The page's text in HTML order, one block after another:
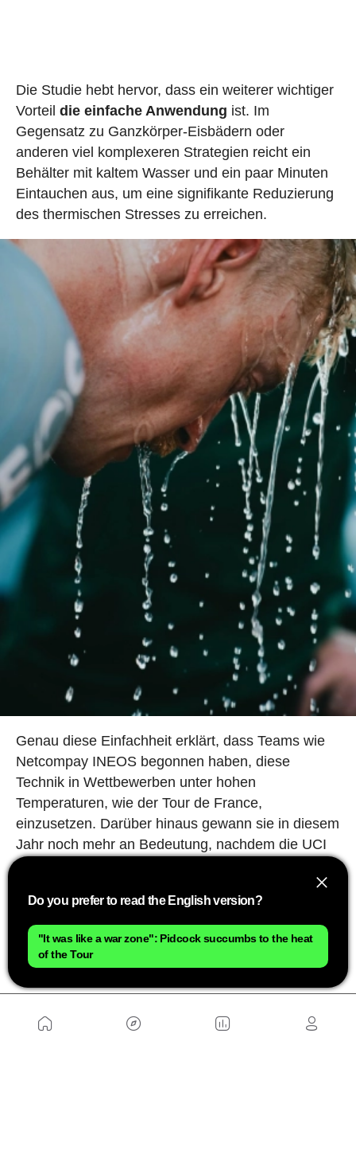
Die Studie hebt hervor, dass ein weiterer wichtiger
Vorteil die einfache Anwendung ist. Im
Gegensatz zu Ganzkörper-Eisbädern oder
anderen viel komplexeren Strategien reicht ein
Behälter mit kaltem Wasser und ein paar Minuten
Eintauchen aus, um eine signifikante Reduzierung
des thermischen Stresses zu erreichen.
Genau diese Einfachheit erklärt, dass Teams wie
Netcompay INEOS begonnen haben, diese
Technik in Wettbewerben unter hohen
Temperaturen, wie der Tour de France,
einzusetzen. Darüber hinaus gewann sie in diesem
Jahr noch mehr an Bedeutung, nachdem die UCI
die Verwendung der beliebten Ice Socks während
, was die
Teams zwang, neue Wege zu finden, um die
Körpertemperatur niedrig zu halten, ohne das
vorherige Aufwärmen zu beeinträchtigen.
Do you prefer to read the English version?
"It was like a war zone": Pidcock succumbs to the heat
of the Tour